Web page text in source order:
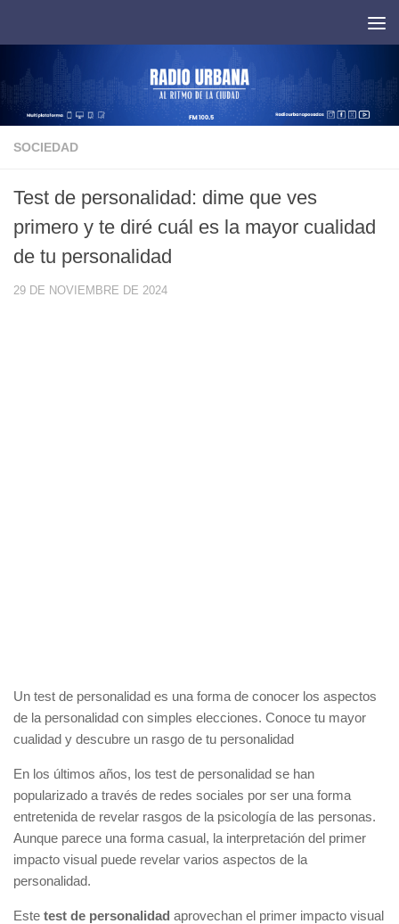
SOCIEDAD
Test de personalidad: dime que ves
primero y te diré cuál es la mayor cualidad
de tu personalidad
29 DE NOVIEMBRE DE 2024
Un test de personalidad es una forma de conocer los aspectos
de la personalidad con simples elecciones. Conoce tu mayor
cualidad y descubre un rasgo de tu personalidad
En los últimos años, los test de personalidad se han
popularizado a través de redes sociales por ser una forma
entretenida de revelar rasgos de la psicología de las personas.
Aunque parece una forma casual, la interpretación del primer
impacto visual puede revelar varios aspectos de la
personalidad.
Este test de personalidad aprovechan el primer impacto visual